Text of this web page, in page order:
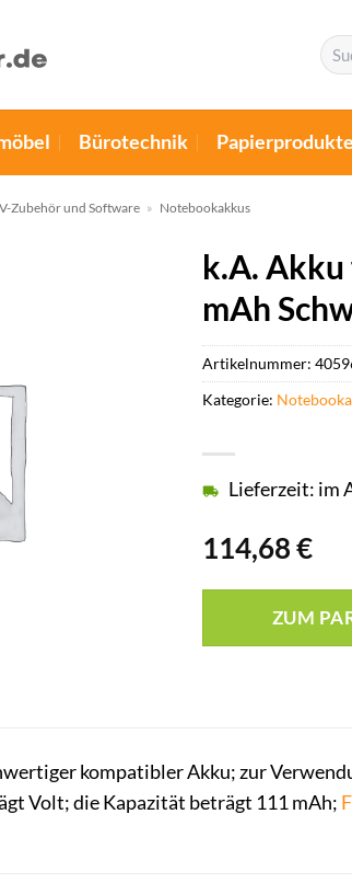
nach:
Bürotechnik Papierprodukte
Zubehör und Software » Notebookakkus
k.A.
mAh
114,68€
Lieferzeit: im
ZUM
Artikelnummer:
Kategorie:
kompatibler Akku; zur
Volt; die Kapazität beträgt 111 mAh;